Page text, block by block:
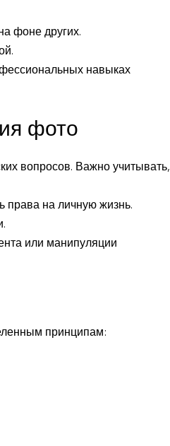
фоне других.
навыках
фото
вопросов. Важно учитывать,
права на личную жизнь.
или манипуляции
принципам: